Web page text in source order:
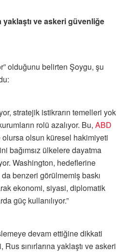
yaklaştı ve askeri güvenliğe
olduğunu belirten Şoygu, şu
stratejik istikrarın temelleri yok
rolü azalıyor. Bu, ABD
olsun küresel hakimiyeti
bağımsız ülkelere dayatma
Washington, hedeflerine
benzeri görülmemiş baskı
ekonomi, siyasi, diplomatik
güç kullanılıyor.”
devam ettiğine dikkati
sınırlarına yaklaştı ve askeri